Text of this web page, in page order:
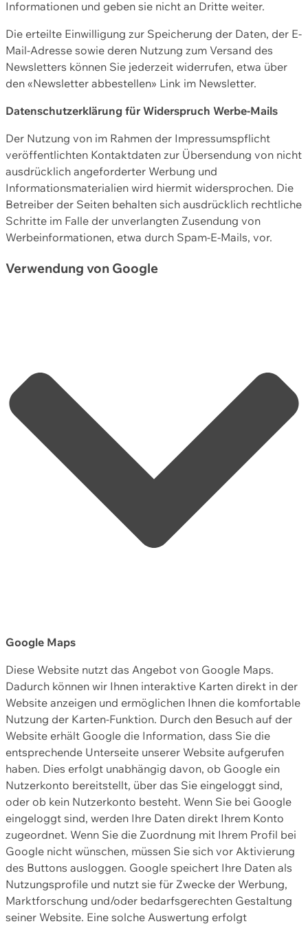
Informationen und geben sie nicht an Dritte weiter.
Die erteilte Einwilligung zur Speicherung der Daten, der E-
Mail-Adresse sowie deren Nutzung zum Versand des
Newsletters können Sie jederzeit widerrufen, etwa über
den «Newsletter abbestellen» Link im Newsletter.
Datenschutzerklärung für Widerspruch Werbe-Mails
Der Nutzung von im Rahmen der Impressumspflicht
veröffentlichten Kontaktdaten zur Übersendung von nicht
ausdrücklich angeforderter Werbung und
Informationsmaterialien wird hiermit widersprochen. Die
Betreiber der Seiten behalten sich ausdrücklich rechtliche
Schritte im Falle der unverlangten Zusendung von
Werbeinformationen, etwa durch Spam-E-Mails, vor.
Verwendung von Google
Google Maps
Diese Website nutzt das Angebot von Google Maps.
Dadurch können wir Ihnen interaktive Karten direkt in der
Website anzeigen und ermöglichen Ihnen die komfortable
Nutzung der Karten-Funktion. Durch den Besuch auf der
Website erhält Google die Information, dass Sie die
entsprechende Unterseite unserer Website aufgerufen
haben. Dies erfolgt unabhängig davon, ob Google ein
Nutzerkonto bereitstellt, über das Sie eingeloggt sind,
oder ob kein Nutzerkonto besteht. Wenn Sie bei Google
eingeloggt sind, werden Ihre Daten direkt Ihrem Konto
zugeordnet. Wenn Sie die Zuordnung mit Ihrem Profil bei
Google nicht wünschen, müssen Sie sich vor Aktivierung
des Buttons ausloggen. Google speichert Ihre Daten als
Nutzungsprofile und nutzt sie für Zwecke der Werbung,
Marktforschung und/oder bedarfsgerechten Gestaltung
seiner Website. Eine solche Auswertung erfolgt